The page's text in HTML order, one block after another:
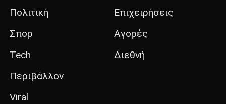
Πολιτική
Σπορ
Tech
Περιβάλλον
Viral
Επιχειρήσεις
Αγορές
Διεθνή